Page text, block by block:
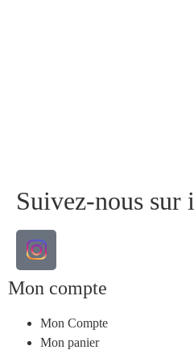
Suivez-nous sur
Mon compte
Mon Compte
Mon panier